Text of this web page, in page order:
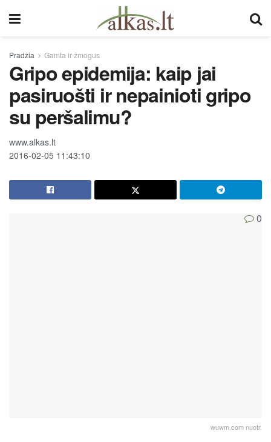
Pradžia Gamta ir žmogus
Gripo epidemija: kaip jai
pasiruošti ir nepainioti gripo
su peršalimu?
www.alkas.lt
2016-02-05 11:43:10
0
wuwm.com nuotr.